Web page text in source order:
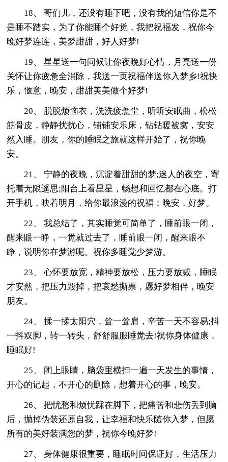
18、 哥们儿，还没有睡下吧，没有我的短信你是不
是睡不踏实，为了你能睡个好觉，我把祝福发，祝你今
晚好梦连连，美梦甜甜，好人好梦!
19、 星星送一句问候让你夜晚好心情，月亮送一份
关怀让你疲惫全消除，我送一页祝福伴送你入梦乡!祝快
乐，惬意，晚安，甜甜美美做个好梦!
20、 脱脱烦恼衣，洗洗疲惫尘，听听安眠曲，松松
筋骨皮，静静扰扰心，铺铺安乐床，钻钻暖被窝，安安
然入睡。朋友，你的睡眠之旅就这样开始了，祝你晚
安。
21、 宁静的夜晚，沉淀着甜甜的梦;迷人的夜空，寄
托着无限遥思;阳台上看星星，畅想和回忆都在心底。打
开手机，映着明月，给你最浪漫的祝福：晚安，好梦。
22、 我总结了，其实睡觉可简单了，睡前眼一闭，
醒来眼一睁，一觉就过去了，睡前眼一闭，醒来眼不
睁，说明你在梦游呢。祝你多睡觉少梦游。
23、 心怀要放宽，精神要放松，压力要放减，睡眠
才安然，把压力毁掉，把哀愁撕票，愿好梦相伴，晚安
朋友。
24、 揉一揉太阳穴，耸一耸肩，辛苦一天不容易;抖
一抖双脚，转一转头，舒舒服服睡觉去!祝你身体健康，
睡眠好!
25、 闭上眼睛，脑袋里横扫一遍一天发生的事情，
开心的记起，不开心的删除，想着开心的事，晚安。
26、 把忧愁和烦忧踩在脚下，把痛苦和悲伤丢到脑
后，抛掉伪装还原自我，让幸福和快乐随你入梦，但愿
所有的美好装满您的梦，祝你今晚好梦!
27、 身体健康很重要，睡眠时间保证好，生活压力